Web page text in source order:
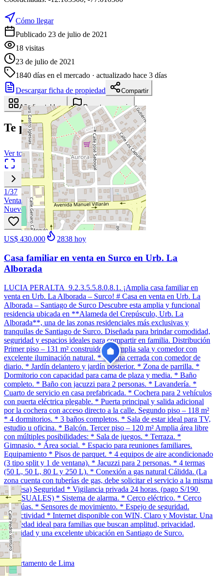
Cómo llegar
Publicado 23 de julio de 2021
18 visitas
23 de julio de 2021
1840 días en el mercado · actualizado hace 3 días
Descargar ficha de propiedad
Compartir
Añadir a tablero Reportar anuncio
Te puede interesar
Ver todas
1/37
Venta
Nuevo
US$ 430.000 2838 hoy
Casa familiar en venta en Surco en Urb. La
Alborada
LUCIA PERALTA 9.2.3.5.5.8.0.8.1. ¡Amplia casa familiar en
venta en Urb. La Alborada – Surco! # Casa en venta en Urb. La
Alborada – Santiago de Surco Descubre esta amplia y funcional
residencia ubicada en **Alameda del Crepúsculo, Urb. La
Alborada**, una de las zonas residenciales más exclusivas y
tranquilas de Santiago de Surco. Diseñada para brindar comodidad,
seguridad y espacios ideales para compartir en familia. Distribución
Primer piso – 131 m² construidos * Amplia sala y comedor con
excelente iluminación natural. * Cocina cerrada con comedor de
diario. * Jardín delantero y jardín posterior. * Zona de parrilla. *
Dormitorio con capacidad para cama de plaza y media. * Baño
completo. * Baño con jacuzzi para 2 personas. * Lavandería. *
Cuarto de servicio en casa prefabricada. * Cochera para 2 vehículos
con puerta eléctrica plegable. * Puerta principal y salida adicional
por la cochera con acceso directo a la calle. Segundo piso – 118 m²
* 4 dormitorios. * 3 baños completos. * Sala de estar ideal para TV,
estudio u oficina. * Balcón. Tercer piso – 120 m² Amplia área libre
con múltiples posibilidades: * Sala de juegos. * Terraza. *
Gimnasio. * Área social. * Espacio para reuniones familiares.
Equipamiento * Pisos de parquet. * 4 equipos de aire acondicionado
(3 tipo split y 1 de ventana). * Jacuzzi para 2 personas. * 4 termas
(50 L, 50 L, 80 L y 250 L). * Conexión a gas natural Cálidda. (La
zona cuenta con tuberías de gas, debe solicitar el servicio a la misma
empresa) Seguridad * Vigilancia privada 24 horas. (pago S/190
MENSUALES) * Sistema de alarma. * Cerco eléctrico. * Cerco
con púas. * Sensores de movimiento. * Espejo de seguridad.
Conectividad * Internet disponible con WIN, Claro y Movistar. Una
propiedad ideal para familias que buscan amplitud, privacidad,
seguridad y una excelente ubicación en Santiago de Surco.
Departamento de Lima